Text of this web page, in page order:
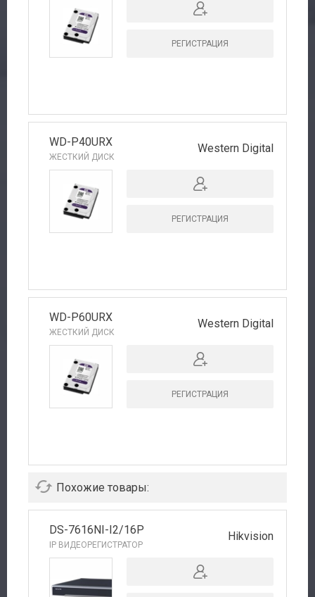
РЕГИСТРАЦИЯ
WD-P40URX
ЖЕСТКИЙ ДИСК
Western Digital
РЕГИСТРАЦИЯ
WD-P60URX
ЖЕСТКИЙ ДИСК
Western Digital
РЕГИСТРАЦИЯ
Похожие товары:
DS-7616NI-I2/16P
IP ВИДЕОРЕГИСТРАТОР
Hikvision